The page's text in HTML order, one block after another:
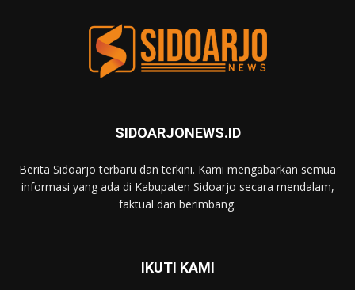
SIDOARJONEWS.ID
Berita Sidoarjo terbaru dan terkini. Kami mengabarkan semua
informasi yang ada di Kabupaten Sidoarjo secara mendalam,
faktual dan berimbang.
IKUTI KAMI